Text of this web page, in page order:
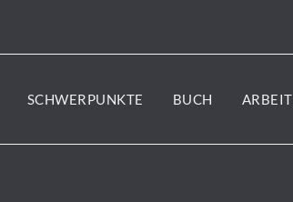
SCHWERPUNKTE BUCH